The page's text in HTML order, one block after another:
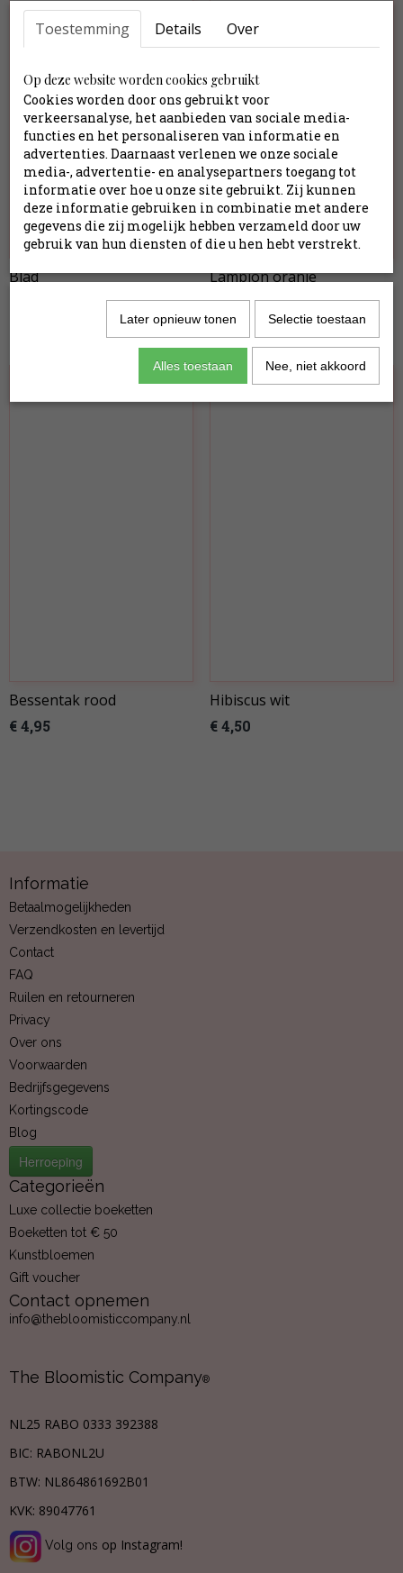
Blad Lampion oranje
€ 2,95
Bessentak rood
€ 4,95
Hibiscus wit
€ 4,50
Informatie
Betaalmogelijkheden
Verzendkosten en levertijd
Contact
FAQ
Ruilen en retourneren
Privacy
Over ons
Voorwaarden
Bedrijfsgegevens
Kortingscode
Blog
Herroeping
Categorieën
Luxe collectie boeketten
Boeketten tot € 50
Kunstbloemen
Gift voucher
Contact opnemen
info@thebloomisticcompany.nl
The Bloomistic Company®
NL25 RABO 0333 392388
BIC: RABONL2U
BTW: NL864861692B01
KVK: 89047761
Volg ons op Instagram!
Toestemming Details Over
Op deze website worden cookies gebruikt
Cookies worden door ons gebruikt voor
verkeersanalyse, het aanbieden van sociale media-
functies en het personaliseren van informatie en
advertenties. Daarnaast verlenen we onze sociale
media-, advertentie- en analysepartners toegang tot
informatie over hoe u onze site gebruikt. Zij kunnen
deze informatie gebruiken in combinatie met andere
gegevens die zij mogelijk hebben verzameld door uw
gebruik van hun diensten of die u hen hebt verstrekt.
Later opnieuw tonen Selectie toestaan
Alles toestaan Nee, niet akkoord